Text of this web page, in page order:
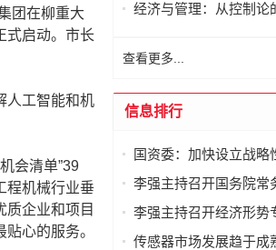
团在柳重大
式启动。市长
人工智能和机
会清单”39
程机械行业垂
质企业和项目
心的服务。
经济与管理：从控制论
查看更多...
信息排行
国资委：加快设立战略
专项基金
李强主持召开国务院常
署防汛抗洪救灾工作等
李强主持召开经济形势
谈会
传感器市场发展趋于成